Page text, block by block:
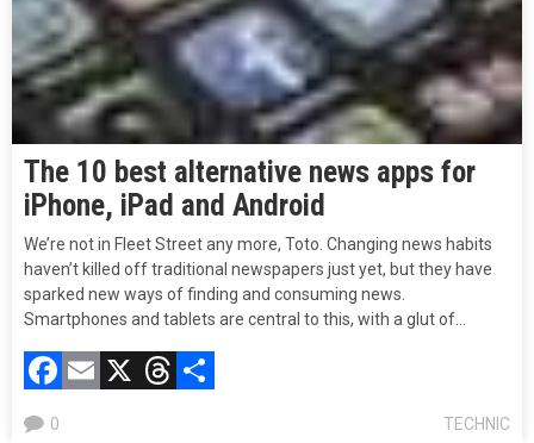
The 10 best alternative news apps for
iPhone, iPad and Android
We’re not in Fleet Street any more, Toto. Changing news habits
haven’t killed off traditional newspapers just yet, but they have
sparked new ways of finding and consuming news.
Smartphones and tablets are central to this, with a glut of…
Facebook
Email
X Threads
TECHNIC
0